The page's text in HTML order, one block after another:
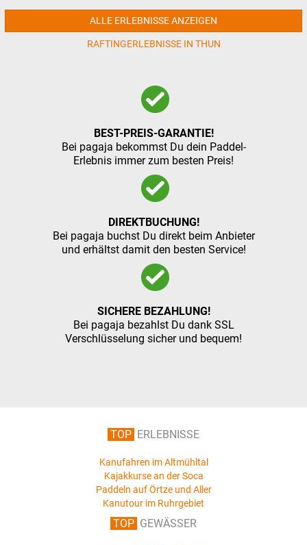
ALLE ERLEBNISSE ANZEIGEN
RAFTINGERLEBNISSE IN THUN
BEST-PREIS-GARANTIE!
Bei pagaja bekommst Du dein Paddel-
Erlebnis immer zum besten Preis!
DIREKTBUCHUNG!
Bei pagaja buchst Du direkt beim Anbieter
und erhältst damit den besten Service!
SICHERE BEZAHLUNG!
Bei pagaja bezahlst Du dank SSL
Verschlüsselung sicher und bequem!
TOP ERLEBNISSE
Kanufahren im Altmühltal
Kajakkurse an der Soca
Paddeln auf Örtze und Aller
Kanutour im Ruhrgebiet
TOP GEWÄSSER